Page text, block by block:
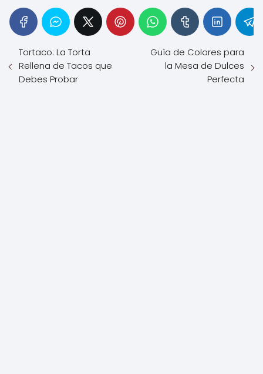
Tortaco: La Torta
Rellena de Tacos que
Debes Probar
Guía de Colores para
la Mesa de Dulces
Perfecta